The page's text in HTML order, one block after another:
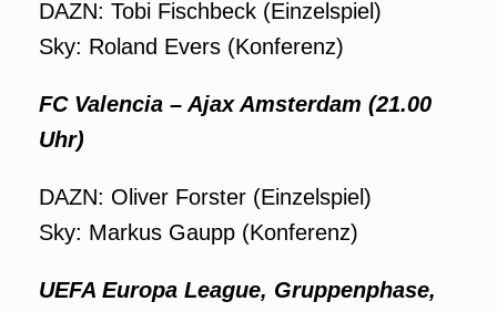
DAZN: Tobi Fischbeck (Einzelspiel)
Sky: Roland Evers (Konferenz)
FC Valencia – Ajax Amsterdam (21.00
Uhr)
DAZN: Oliver Forster (Einzelspiel)
Sky: Markus Gaupp (Konferenz)
UEFA Europa League, Gruppenphase,